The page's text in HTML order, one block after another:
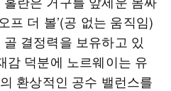
프 더 볼’(공 없는 움직임)
결정력을 보유하고 있
감 덕분에 노르웨이는 유
환상적인 공수 밸런스를